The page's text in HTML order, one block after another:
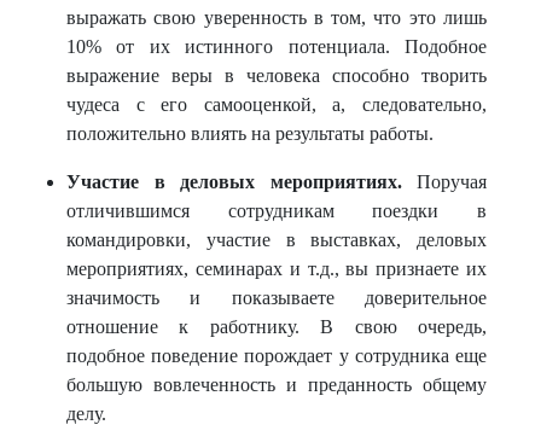
выражать свою уверенность в том, что это лишь
10% от их истинного потенциала. Подобное
выражение веры в человека способно творить
чудеса с его самооценкой, а, следовательно,
положительно влиять на результаты работы.
Участие в деловых мероприятиях.Поручая
отличившимся сотрудникам поездки в
командировки, участие в выставках, деловых
мероприятиях, семинарах и т.д., вы признаете их
значимость и показываете доверительное
отношение к работнику. В свою очередь,
подобное поведение порождает у сотрудника еще
большую вовлеченность и преданность общему
делу.